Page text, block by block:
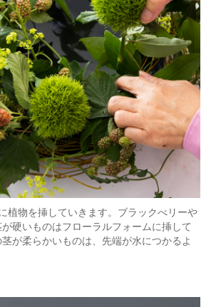
物を挿していきます。ブラックべリーや
硬いものはフローラルフォームに挿して
が柔らかいものは、先端が水につかるよ